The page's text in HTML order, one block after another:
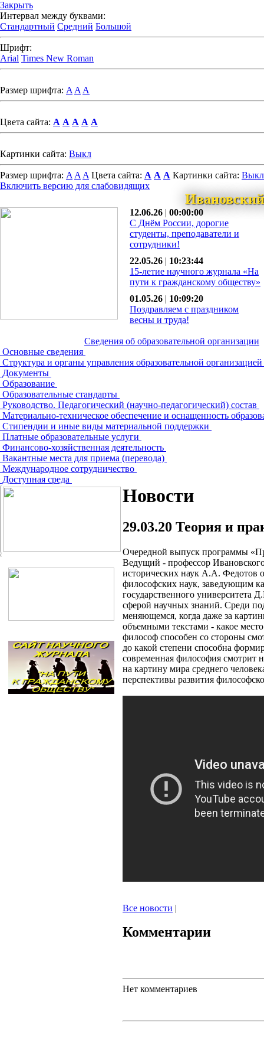
Закрыть
Интервал между буквами:
Стандартный Средний Большой
Шрифт:
Arial Times New Roman
Размер шрифта: A A A
Цвета сайта: A A A A A
Картинки сайта: Выкл
Размер шрифта: A A A Цвета сайта: A A A Картинки сайта: Выкл
Включить версию для слабовидящих
12.06.26 | 00:00:00
С Днём России, дорогие
студенты, преподаватели и
сотрудники!
22.05.26 | 10:23:44
15-летие научного журнала «На
пути к гражданскому обществу»
01.05.26 | 10:09:20
Поздравляем с праздником
весны и труда!
Сведения об образовательной организации
Основные сведения
Структура и органы управления образовательной организацией
Документы
Образование
Образовательные стандарты
Руководство. Педагогический (научно-педагогический) состав
Материально-техническое обеспечение и оснащенность
Стипендии и иные виды материальной поддержки
Платные образовательные услуги
Финансово-хозяйственная деятельность
Вакантные места для приема (перевода)
Международное сотрудничество
Доступная среда
Новости
29.03.20 Теория и
Очередной выпуск программы
Ведущий - профессор
исторических наук А.А. Федотов
философских наук, заведующим
государственного университета
сферой научных знаний. Среди
меняющемся, когда даже за
объемными текстами - какое
философ способен со стороны
до какой степени способна
современная философия смотрит
на картину мира среднего
перспективы развития
Все новости |
Комментарии
Нет комментариев